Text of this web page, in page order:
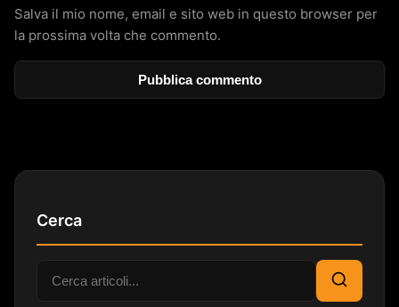
Salva il mio nome, email e sito web in questo browser per
la prossima volta che commento.
Cerca
Cerca:
Cerca